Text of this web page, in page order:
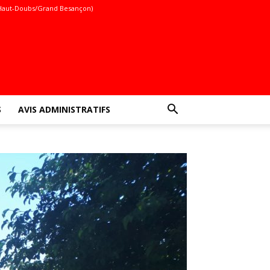
Doubs/Grand Besançon)
AVIS ADMINISTRATIFS